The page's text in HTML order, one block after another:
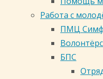
Работа с
ПМЦ
БПС